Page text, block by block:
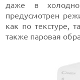
даже в
предусмотрен
как по текстуре,
также паровая